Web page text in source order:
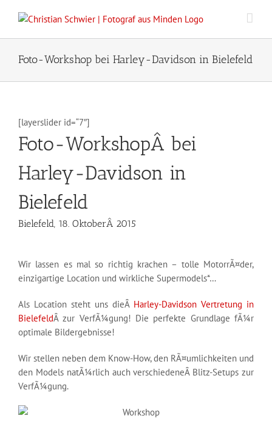
Inhalt
Foto-Workshop bei Harley-Davidson in Bielefeld
[layerslider id=“7″]
Foto-WorkshopÂ bei
Harley-Davidson in
Bielefeld
Bielefeld, 18. OktoberÂ 2015
Wir lassen es mal so richtig krachen – tolle MotorrÃ¤der,
einzigartige Location und wirkliche Supermodels*…
Als Location steht uns dieÂ Harley-Davidson Vertretung in
BielefeldÂ zur VerfÃ¼gung! Die perfekte Grundlage fÃ¼r
optimale Bildergebnisse!
Wir stellen neben dem Know-How, den RÃ¤umlichkeiten und
den Models natÃ¼rlich auch verschiedeneÂ Blitz-Setups zur
VerfÃ¼gung.